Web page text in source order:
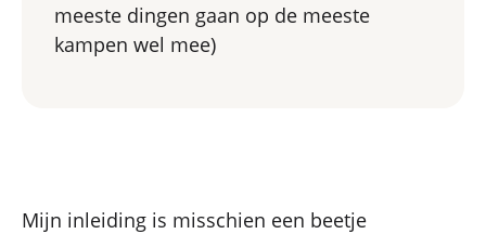
meeste dingen gaan op de meeste
kampen wel mee)
Mijn inleiding is misschien een beetje